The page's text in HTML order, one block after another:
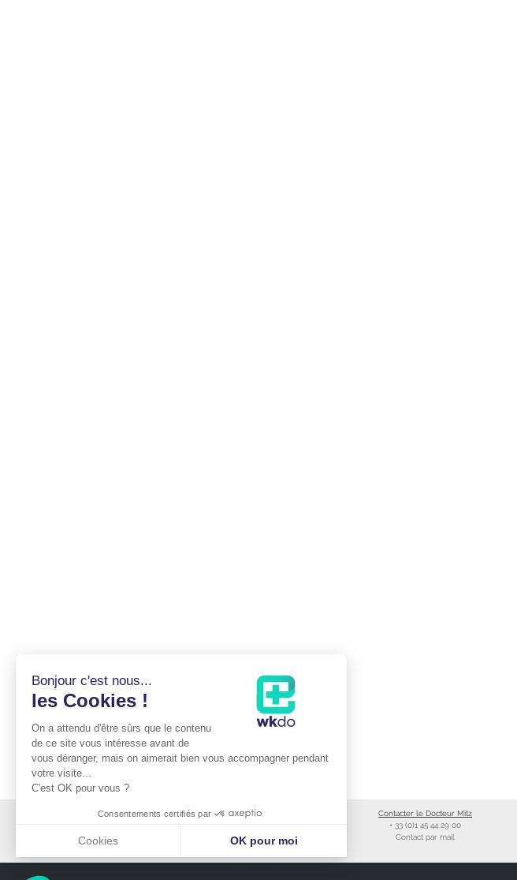
Cabinet du Docteur Mitz
Contacter le Docteur Mitz
+ 33 (0)1 45 44 29 00
Contact par mail
Bonjour c'est nous...
les Cookies !
On a attendu d'être sûrs que le contenu
de ce site vous intéresse avant de
vous déranger, mais on aimerait bien vous accompagner pendant
votre visite...
C'est OK pour vous ?
Consentements certifiés par
Cookies
OK pour moi
Axeptio consent
Plateforme de Gestion du Consentement : Personnalisez vos Options